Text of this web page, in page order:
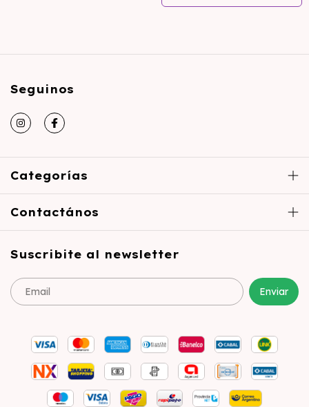
Seguinos
Categorías
Contactános
Suscribite al newsletter